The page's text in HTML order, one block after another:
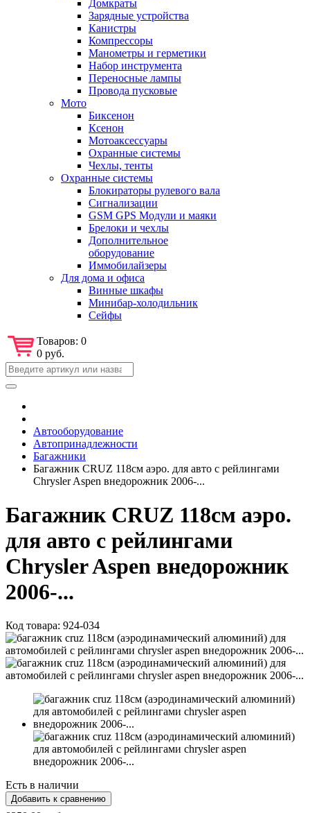
Домкраты
Зарядные устройства
Канистры
Компрессоры
Манометры и герметики
Набор инструмента
Переносные лампы
Провода пусковые
Мото
Биксенон
Ксенон
Мотоаксессуары
Охранные системы
Чехлы, тенты
Охранные системы
Блокираторы рулевого вала
Сигнализации
GSM GPS Модули и маяки
Брелоки и чехлы
Дополнительное
оборудование
Иммобилайзеры
Для дома и офиса
Винные шкафы
Минибар-холодильник
Сейфы
Товаров: 0
0 руб.
Автооборудование
Автопринадлежности
Багажники
Багажник CRUZ 118см аэро. для авто с рейлингами
Chrysler Aspen внедорожник 2006-...
Багажник CRUZ 118см аэро.
для авто с рейлингами
Chrysler Aspen внедорожник
2006-...
Код товара: 924-034
Есть в наличии